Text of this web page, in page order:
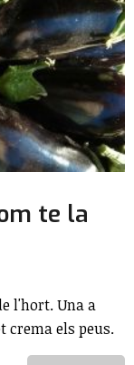
te la
l'hort. Una a
els peus.